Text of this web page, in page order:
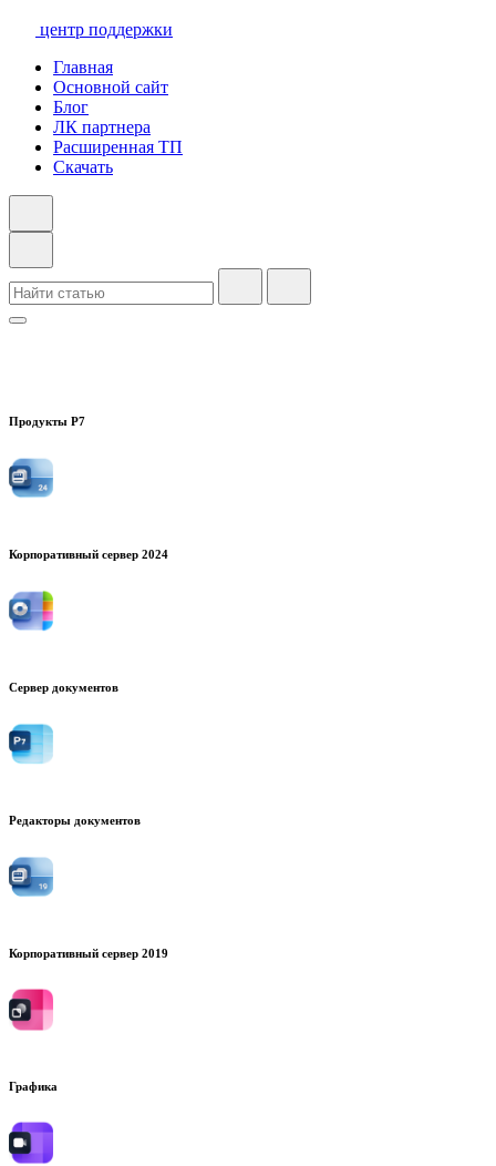
центр поддержки
Главная
Основной сайт
Блог
ЛК партнера
Расширенная ТП
Скачать
Продукты Р7
Корпоративный сервер 2024
Сервер документов
Редакторы документов
Корпоративный сервер 2019
Графика